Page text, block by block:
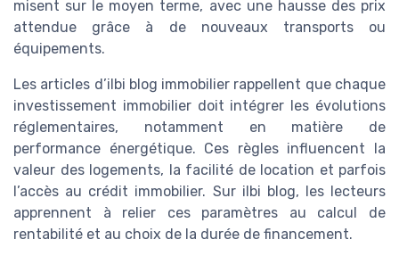
misent sur le moyen terme, avec une hausse des prix
attendue grâce à de nouveaux transports ou
équipements.
Les articles d’ilbi blog immobilier rappellent que chaque
investissement immobilier doit intégrer les évolutions
réglementaires, notamment en matière de
performance énergétique. Ces règles influencent la
valeur des logements, la facilité de location et parfois
l’accès au crédit immobilier. Sur ilbi blog, les lecteurs
apprennent à relier ces paramètres au calcul de
rentabilité et au choix de la durée de financement.